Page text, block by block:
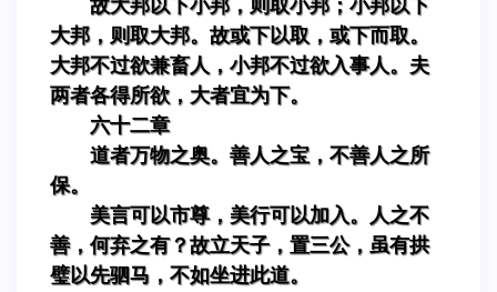
故大邦以下小邦，则取小邦；小邦以下
大邦，则取大邦。故或下以取，或下而取。
大邦不过欲兼畜人，小邦不过欲入事人。夫
两者各得所欲，大者宜为下。
六十二章
道者万物之奥。善人之宝，不善人之所
保。
美言可以市尊，美行可以加入。人之不
善，何弃之有？故立天子，置三公，虽有拱
璧以先驷马，不如坐进此道。